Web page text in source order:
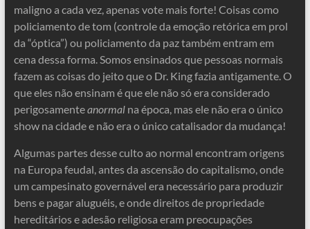
maligno a cada vez, apenas vote mais forte! Coisas como
policiamento de tom (controle da emoção retórica em prol
da “óptica”) ou policiamento da paz também entram em
cena dessa forma. Somos ensinados que pessoas normais
fazem as coisas do jeito que o Dr. King fazia antigamente. O
que eles não ensinam é que ele não só era considerado
perigosamenteanormalna época, mas ele não era o único
show na cidade e não era o único catalisador da mudança!
Algumas partes desse culto ao normal encontram origens
na Europa feudal, antes da ascensão do capitalismo, onde
um campesinato governável era necessário para produzir
bens e pagar aluguéis, e onde direitos de propriedade
hereditários e adesão religiosa eram preocupações